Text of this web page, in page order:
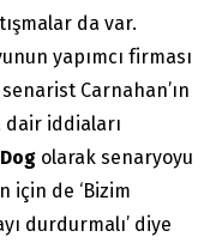
da var.
yapımcı firması
senarist Carnahan’ın
dair iddiaları
olarak senaryoyu
için de ‘Bizim
durdurmalı’ diye